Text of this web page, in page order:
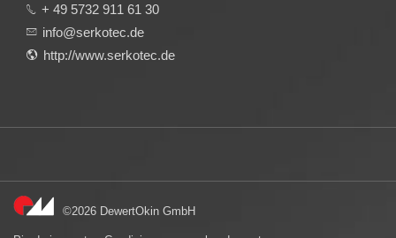
+ 49 5732 911 61 30
info@serkotec.de
http://www.serkotec.de
©2026 DewertOkin GmbH